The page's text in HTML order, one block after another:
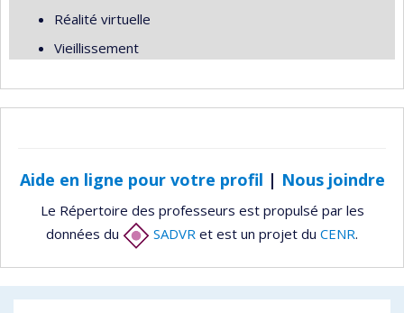
Réalité virtuelle
Vieillissement
Aide en ligne pour votre profil | Nous joindre
Le Répertoire des professeurs est propulsé par les
données du
SADVR et est un projet du CENR.